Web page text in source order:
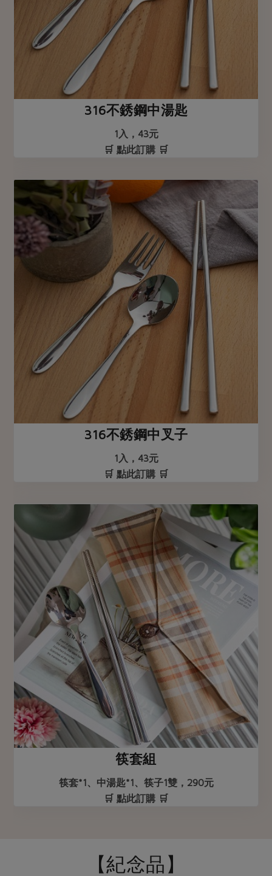
316不銹鋼中湯匙
1入，43元
🛒 點此訂購 🛒
316不銹鋼中叉子
1入，43元
🛒 點此訂購 🛒
筷套組
筷套*1、中湯匙*1、筷子1雙，290元
🛒 點此訂購 🛒
【紀念品】